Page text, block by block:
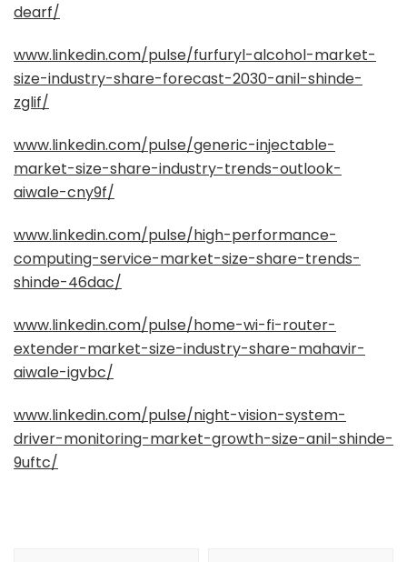
dearf/
www.linkedin.com/pulse/furfuryl-alcohol-market-
size-industry-share-forecast-2030-anil-shinde-
zglif/
www.linkedin.com/pulse/generic-injectable-
market-size-share-industry-trends-outlook-
aiwale-cny9f/
www.linkedin.com/pulse/high-performance-
computing-service-market-size-share-trends-
shinde-46dac/
www.linkedin.com/pulse/home-wi-fi-router-
extender-market-size-industry-share-mahavir-
aiwale-igvbc/
www.linkedin.com/pulse/night-vision-system-
driver-monitoring-market-growth-size-anil-shinde-
9uftc/